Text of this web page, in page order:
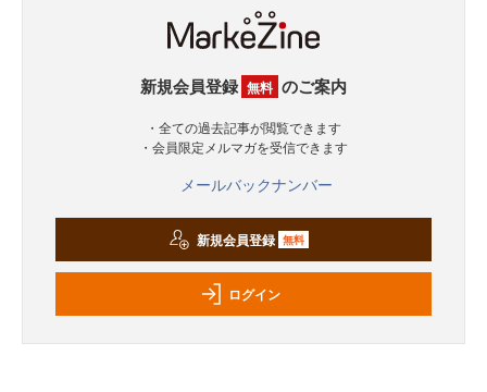
新規会員登録 無料 のご案内
・全ての過去記事が閲覧できます
・会員限定メルマガを受信できます
メールバックナンバー
新規会員登録 無料
ログイン